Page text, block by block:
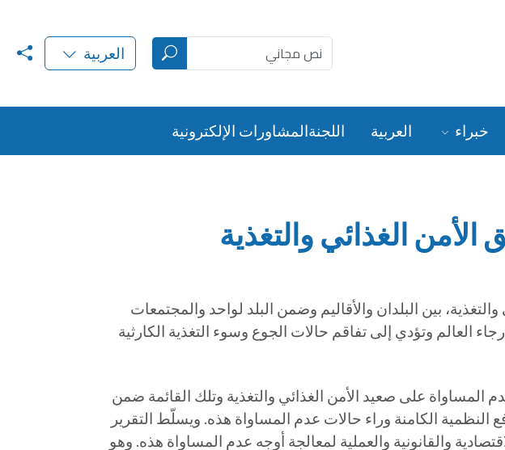
العربية
خبراء العربية اللجنةالمشاورات الإلكترونية
الغذائي والتغذية
بين البلدان والأقاليم وضمن البلد لواحد والمجتمعات
العالم وتؤدي إلى تفاقم حالات الجوع وسوء التغذية الكارثية
المساواة على صعيد الأمن الغذائي والتغذية وتلك القائمة ضمن
النظمية الكامنة وراء حالات عدم المساواة هذه. ويسلّط التقرير
والقانونية والعملية لمعالجة أوجه عدم المساواة هذه. وهو